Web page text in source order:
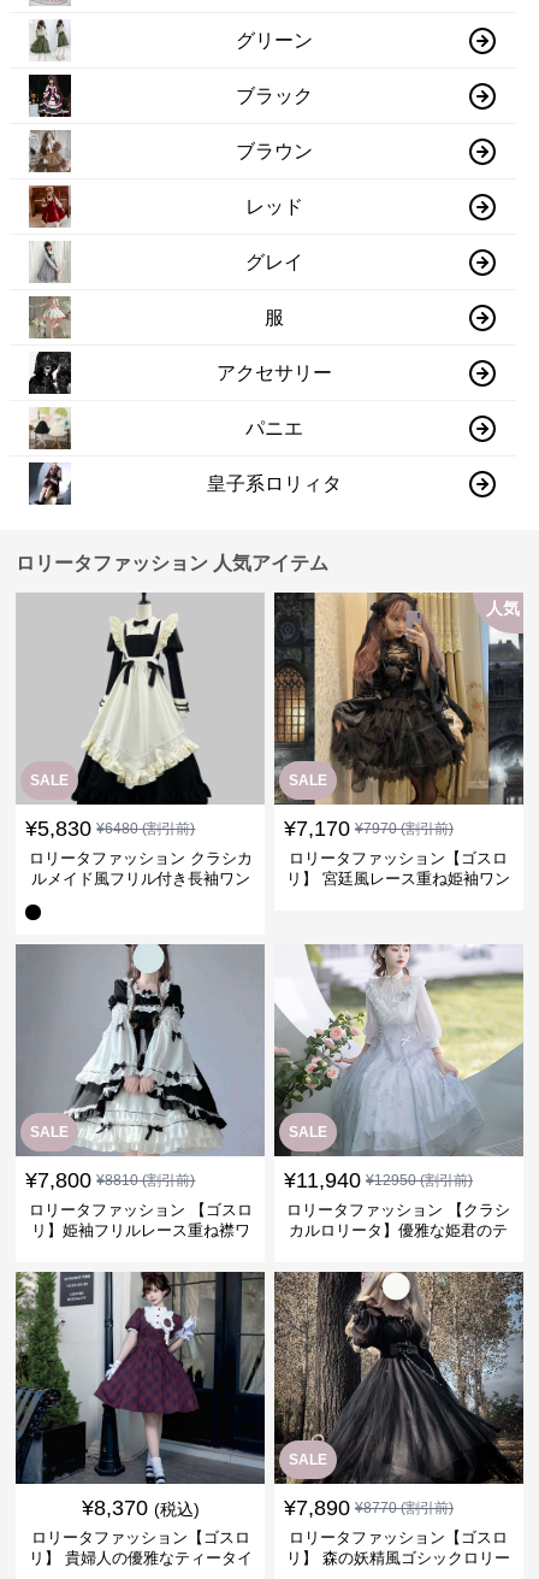
グリーン
ブラック
ブラウン
レッド
グレイ
服
アクセサリー
パニエ
皇子系ロリィタ
ロリータファッション 人気アイテム
SALE
¥5,830 ¥6480(割引前)
ロリータファッション クラシカ
ルメイド風フリル付き長袖ワン
SALE
人気
¥7,170 ¥7970(割引前)
ロリータファッション【ゴスロ
リ】 宮廷風レース重ね姫袖ワン
SALE
¥7,800 ¥8810(割引前)
ロリータファッション 【ゴスロ
リ】姫袖フリルレース重ね襟ワ
SALE
¥11,940 ¥12950(割引前)
ロリータファッション 【クラシ
カルロリータ】優雅な姫君のテ
¥8,370 (税込)
ロリータファッション【ゴスロ
リ】 貴婦人の優雅なティータイ
SALE
¥7,890 ¥8770(割引前)
ロリータファッション【ゴスロ
リ】 森の妖精風ゴシックロリー